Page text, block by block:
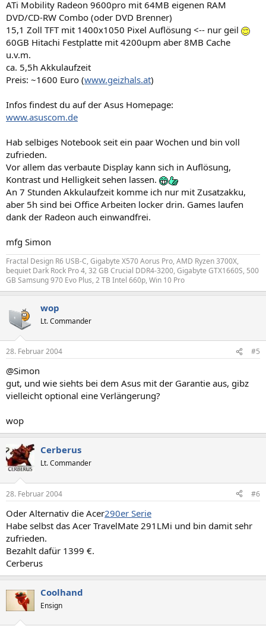
ATi Mobility Radeon 9600pro mit 64MB eigenen RAM
DVD/CD-RW Combo (oder DVD Brenner)
15,1 Zoll TFT mit 1400x1050 Pixel Auflösung <-- nur geil
60GB Hitachi Festplatte mit 4200upm aber 8MB Cache
u.v.m.
ca. 5,5h Akkulaufzeit
Preis: ~1600 Euro (www.geizhals.at)
Infos findest du auf der Asus Homepage:
www.asuscom.de
Hab selbiges Notebook seit ein paar Wochen und bin voll
zufrieden.
Vor allem das verbaute Display kann sich in Auflösung,
Kontrast und Helligkeit sehen lassen.
An 7 Stunden Akkulaufzeit komme ich nur mit Zusatzakku,
aber 5h sind bei Office Arbeiten locker drin. Games laufen
dank der Radeon auch einwandfrei.
mfg Simon
Fractal Design R6 USB-C, Gigabyte X570 Aorus Pro, AMD Ryzen 3700X,
bequiet Dark Rock Pro 4, 32 GB Crucial DDR4-3200, Gigabyte GTX1660S, 500
GB Samsung 970 Evo Plus, 2 TB Intel 660p, Win 10 Pro
wop
Lt. Commander
28. Februar 2004 #5
@Simon
gut, und wie siehts bei dem Asus mit der Garantie aus, gibz
vielleicht optional eine Verlängerung?
wop
Cerberus
Lt. Commander
28. Februar 2004 #6
Oder Alternativ die Acer290er Serie
Habe selbst das Acer TravelMate 291LMi und bin damit sehr
zufrieden.
Bezahlt dafür 1399 €.
Cerberus
Coolhand
Ensign